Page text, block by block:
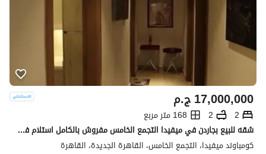
ج.م17,000,000
2
2
168 متر مربع
شقه للبيع بجاردن في ميفيدا التجمع الخامس مفروش بالكامل استلام فوري
كومباوند ميفيدا، التجمع الخامس، القاهرة الجديدة، القاهرة